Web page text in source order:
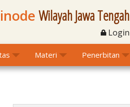
Wilayah Jawa Tengah
Login
Materi Penerbitan